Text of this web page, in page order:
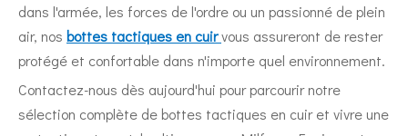
dans l'armée, les forces de l'ordre ou un passionné de plein
air, nos bottes tactiques en cuirvous assureront de rester
protégé et confortable dans n'importe quel environnement.
Contactez-nous dès aujourd'hui pour parcourir notre
sélection complète de bottes tactiques en cuir et vivre une